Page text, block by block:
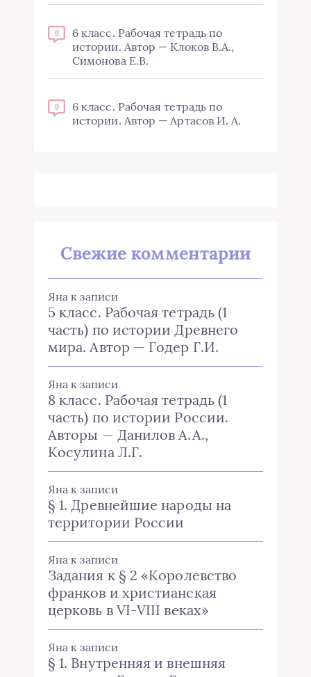
0
6 класс. Рабочая тетрадь по
истории. Автор — Клоков В.А.,
Симонова Е.В.
0
6 класс. Рабочая тетрадь по
истории. Автор — Артасов И. А.
Свежие комментарии
Яна к записи
5 класс. Рабочая тетрадь (1
часть) по истории Древнего
мира. Автор — Годер Г.И.
Яна к записи
8 класс. Рабочая тетрадь (1
часть) по истории России.
Авторы — Данилов А.А.,
Косулина Л.Г.
Яна к записи
§ 1. Древнейшие народы на
территории России
Яна к записи
Задания к § 2 «Королевство
франков и христианская
церковь в VI-VIII веках»
Яна к записи
§ 1. Внутренняя и внешняя